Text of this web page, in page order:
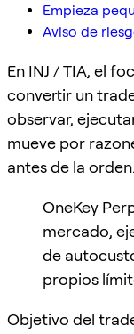
Empieza
Aviso de
En INJ / TIA, el
convertir un
observar,
mueve por
antes de la orden.
OneKey
mercado,
de
propios
Objetivo del